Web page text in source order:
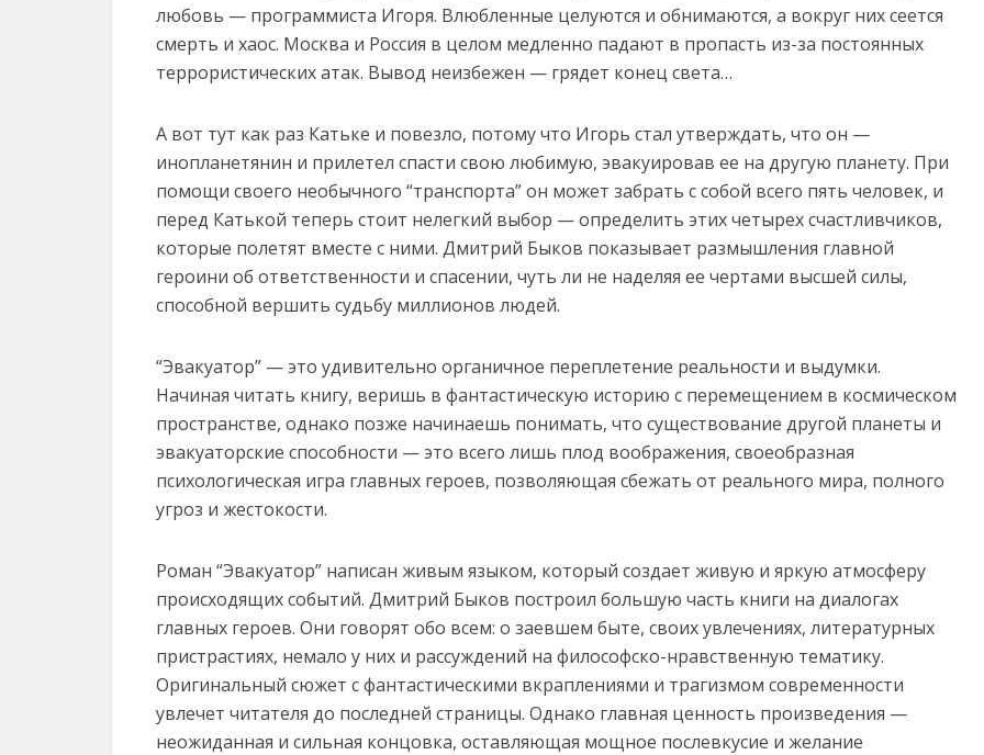
любовь — программиста Игоря. Влюбленные целуются и обнимаются, а вокруг них сеется
смерть и хаос. Москва и Россия в целом медленно падают в пропасть из-за постоянных
террористических атак. Вывод неизбежен — грядет конец света…
А вот тут как раз Катьке и повезло, потому что Игорь стал утверждать, что он —
инопланетянин и прилетел спасти свою любимую, эвакуировав ее на другую планету. При
помощи своего необычного “транспорта” он может забрать с собой всего пять человек, и
перед Катькой теперь стоит нелегкий выбор — определить этих четырех счастливчиков,
которые полетят вместе с ними. Дмитрий Быков показывает размышления главной
героини об ответственности и спасении, чуть ли не наделяя ее чертами высшей силы,
способной вершить судьбу миллионов людей.
“Эвакуатор” — это удивительно органичное переплетение реальности и выдумки.
Начиная читать книгу, веришь в фантастическую историю с перемещением в космическом
пространстве, однако позже начинаешь понимать, что существование другой планеты и
эвакуаторские способности — это всего лишь плод воображения, своеобразная
психологическая игра главных героев, позволяющая сбежать от реального мира, полного
угроз и жестокости.
Роман “Эвакуатор” написан живым языком, который создает живую и яркую атмосферу
происходящих событий. Дмитрий Быков построил большую часть книги на диалогах
главных героев. Они говорят обо всем: о заевшем быте, своих увлечениях, литературных
пристрастиях, немало у них и рассуждений на философско-нравственную тематику.
Оригинальный сюжет с фантастическими вкраплениями и трагизмом современности
увлечет читателя до последней страницы. Однако главная ценность произведения —
неожиданная и сильная концовка, оставляющая мощное послевкусие и желание